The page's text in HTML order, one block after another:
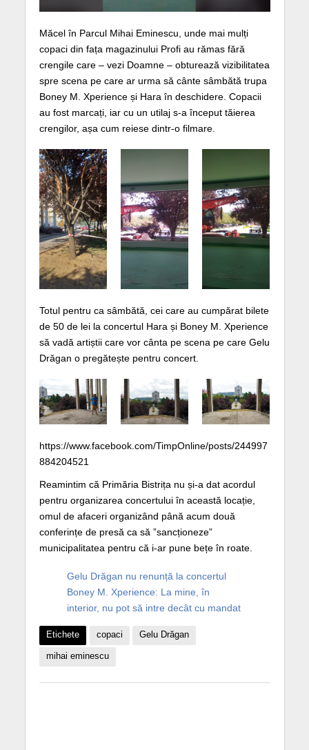
Măcel în Parcul Mihai Eminescu, unde mai mulți
copaci din fața magazinului Profi au rămas fără
crengile care – vezi Doamne – obturează vizibilitatea
spre scena pe care ar urma să cânte sâmbătă trupa
Boney M. Xperience și Hara în deschidere. Copacii
au fost marcați, iar cu un utilaj s-a început tăierea
crengilor, așa cum reiese dintr-o filmare.
Totul pentru ca sâmbătă, cei care au cumpărat bilete
de 50 de lei la concertul Hara și Boney M. Xperience
să vadă artiștii care vor cânta pe scena pe care Gelu
Drăgan o pregătește pentru concert.
https://www.facebook.com/TimpOnline/posts/244997
884204521
Reamintim că Primăria Bistrița nu și-a dat acordul
pentru organizarea concertului în această locație,
omul de afaceri organizând până acum două
conferințe de presă ca să ”sancționeze”
municipalitatea pentru că i-ar pune bețe în roate.
Gelu Drăgan nu renunță la concertul
Boney M. Xperience: La mine, în
interior, nu pot să intre decât cu mandat
Etichete copaci Gelu Drăgan
mihai eminescu